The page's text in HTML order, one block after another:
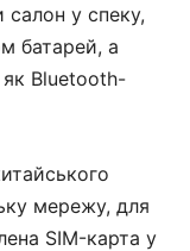
у спеку,
батарей, а
Bluetooth-
мережу, для
​​SIM-карта у